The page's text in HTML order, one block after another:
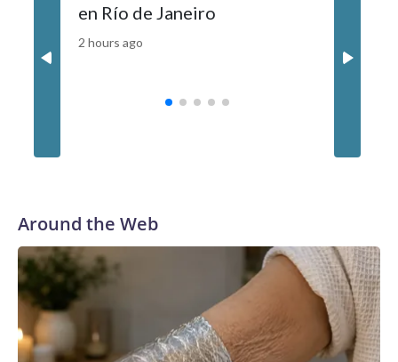
en Río de Janeiro
2 hours ago
3 hours
Around the Web